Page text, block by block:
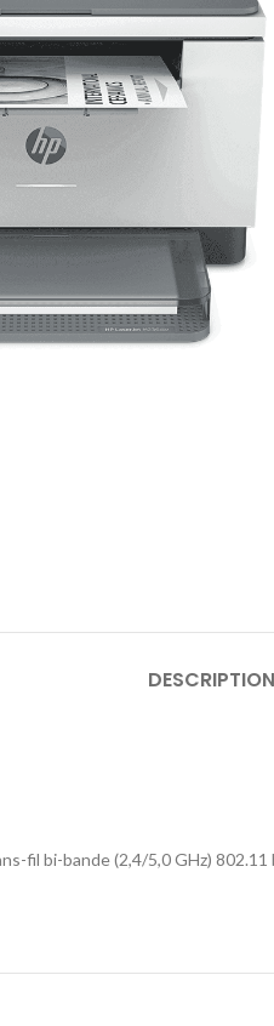
DESCRIPTION
fil bi-bande (2,4/5,0 GHz)